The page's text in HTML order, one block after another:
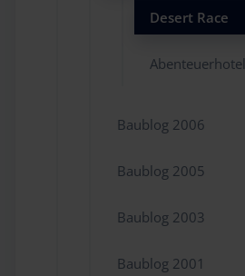
Desert Race
Abenteuerhotel
Baublog 2006
Baublog 2005
Baublog 2003
Baublog 2001